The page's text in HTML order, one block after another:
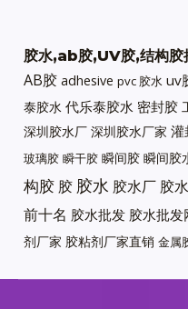
胶水,ab胶,UV胶,结构胶
AB胶 adhesive pvc 胶水 uv
泰胶水 代乐泰胶水 密封胶
深圳胶水厂 深圳胶水厂家 灌
玻璃胶 瞬干胶 瞬间胶 瞬间胶
构胶 胶 胶水 胶水厂 胶
前十名 胶水批发 胶水批发
剂厂家 胶粘剂厂家直销 金属